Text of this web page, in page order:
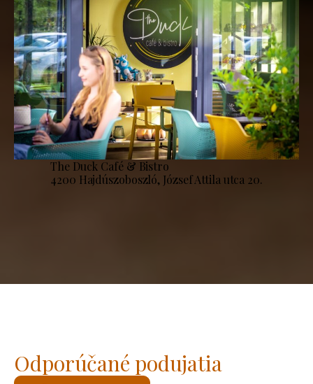
The Duck Café & Bistro
4200 Hajdúszoboszló, József Attila utca 20.
Odporúčané podujatia